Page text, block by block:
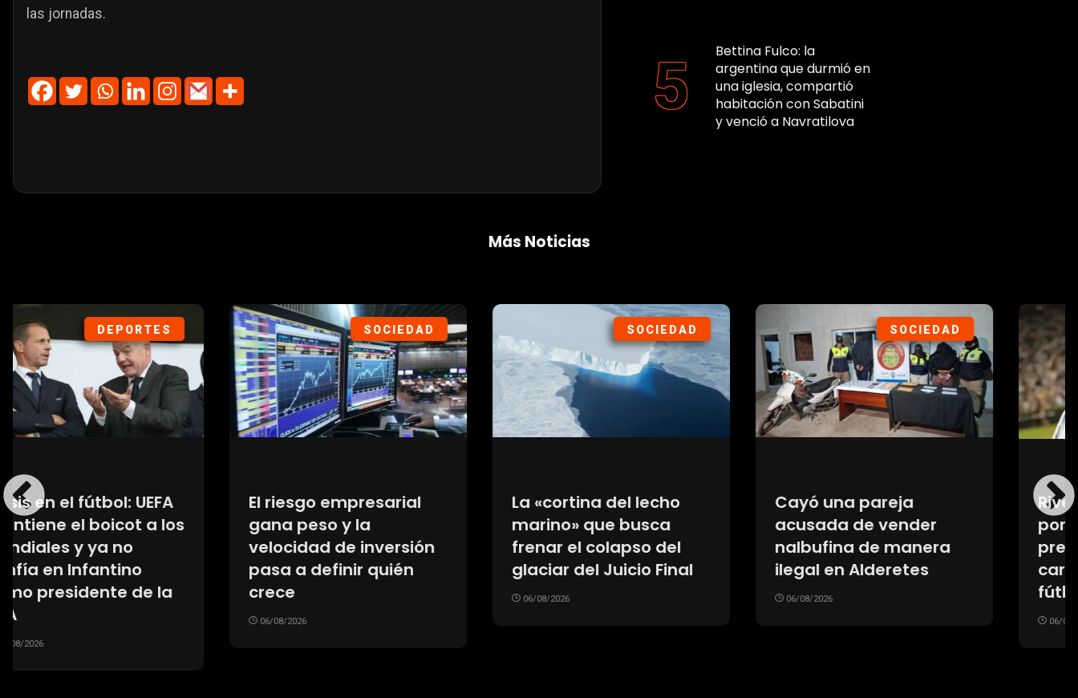
las jornadas.
Bettina Fulco: la
argentina que durmió en
una iglesia, compartió
habitación con Sabatini
y venció a Navratilova
Más Noticias
SOCIEDAD
La «cortina del lecho
marino» que busca
frenar el colapso del
glaciar del Juicio Final
06/08/2026
SOCIEDAD
Cayó una pareja
acusada de vender
nalbufina de manera
ilegal en Alderetes
DEPORTES
River cierra el acuerdo
por Thiago Almada y
prepara el fichaje más
caro de la historia del
POLÍTICA
Aerolíneas Argentinas
tuvo ganancias por
segundo año
consecutivo y pagará